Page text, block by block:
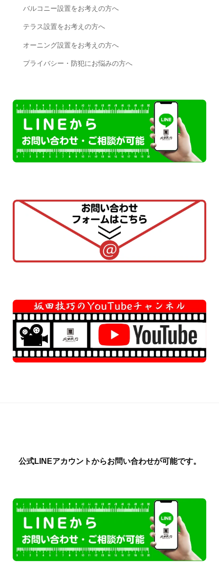
バルコニー設置をお考えの方へ
テラス設置をお考えの方へ
オーニング設置をお考えの方へ
プライバシー・防犯にお悩みの方へ
公式LINEアカウントからお問い合わせが可能です。